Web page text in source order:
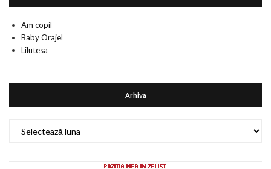
Am copil
Baby Orajel
Lilutesa
Arhiva